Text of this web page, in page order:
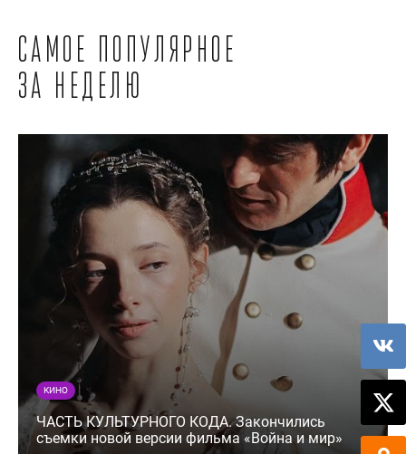
Самое популярное
за неделю
КИНО
ЧАСТЬ КУЛЬТУРНОГО КОДА. Закончились
съемки новой версии фильма «Война и мир»